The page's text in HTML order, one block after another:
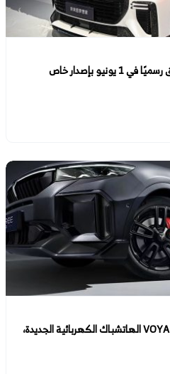
الصور الرسمية لطراز VOYAH FREE 318 الهاتشباك الكهربائية الجديدة،